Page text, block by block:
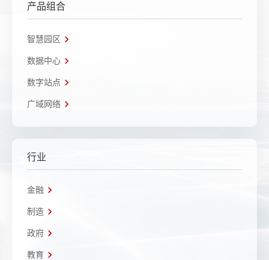
产品组合
智慧园区
数据中心
数字站点
广域网络
行业
金融
制造
政府
教育